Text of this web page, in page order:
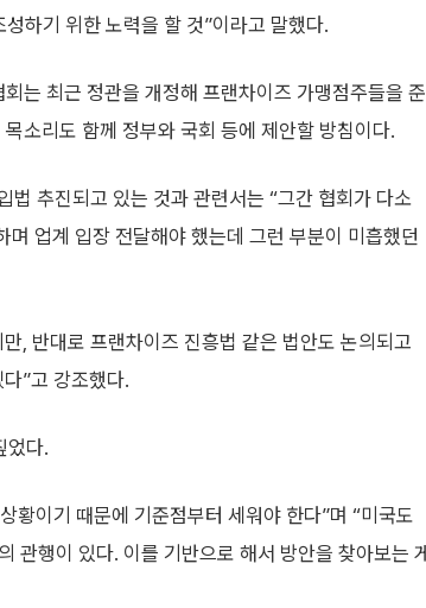
하기 위한 노력을 할 것”이라고 말했다.
는 최근 정관을 개정해 프랜차이즈 가맹점주들을 준
소리도 함께 정부와 국회 등에 제안할 방침이다.
법 추진되고 있는 것과 관련서는 “그간 협회가 다소
업계 입장 전달해야 했는데 그런 부분이 미흡했던
, 반대로 프랜차이즈 진흥법 같은 법안도 논의되고
”고 강조했다.
었다.
황이기 때문에 기준점부터 세워야 한다”며 “미국도
관행이 있다. 이를 기반으로 해서 방안을 찾아보는 게